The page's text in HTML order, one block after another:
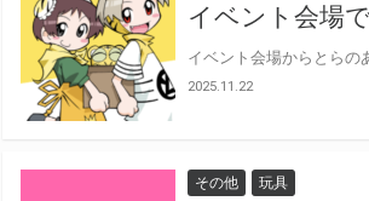
イベント会場
2025.11.22
その他 玩具